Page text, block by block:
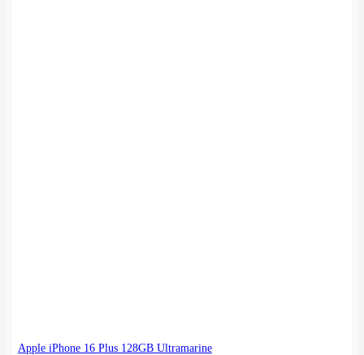
Apple iPhone 16 Plus 128GB Ultramarine